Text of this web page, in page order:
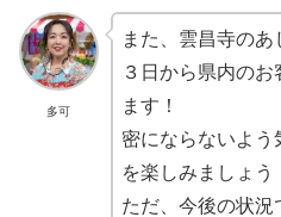
多可
また、雲昌寺のあ
３日から県内の
ます！
密にならないよ
を楽しみましょう
ただ、今後の状